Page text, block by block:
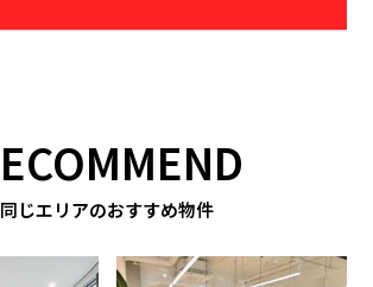
RECOMMEND
同じエリアのおすすめ物件